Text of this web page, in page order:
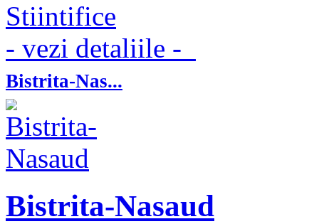
Stiintifice
- vezi detaliile -
Bistrita-Nas...
Bistrita-Nasaud